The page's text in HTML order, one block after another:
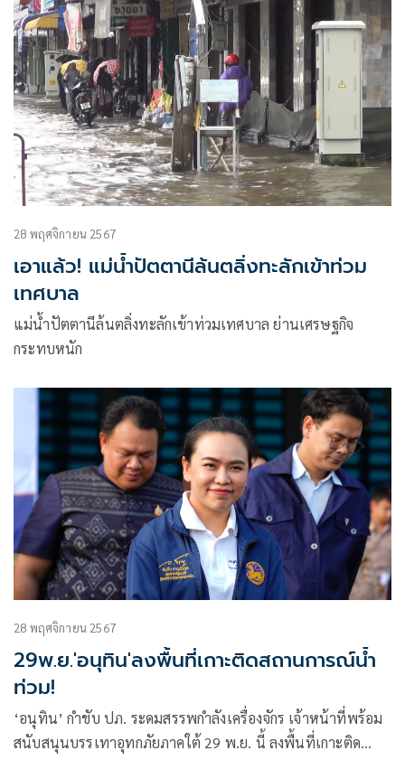
28 พฤศจิกายน 2567
เอาแล้ว! แม่น้ำปัตตานีล้นตลิ่งทะลักเข้าท่วม
เทศบาล
แม่น้ำปัตตานีล้นตลิ่งทะลักเข้าท่วมเทศบาล ย่านเศรษฐกิจ
กระทบหนัก
28 พฤศจิกายน 2567
29พ.ย.'อนุทิน'ลงพื้นที่เกาะติดสถานการณ์น้ำ
ท่วม!
‘อนุทิน’ กำชับ ปภ. ระดมสรรพกำลังเครื่องจักร เจ้าหน้าที่พร้อม
สนับสนุนบรรเทาอุทกภัยภาคใต้ 29 พ.ย. นี้ ลงพื้นที่เกาะติด